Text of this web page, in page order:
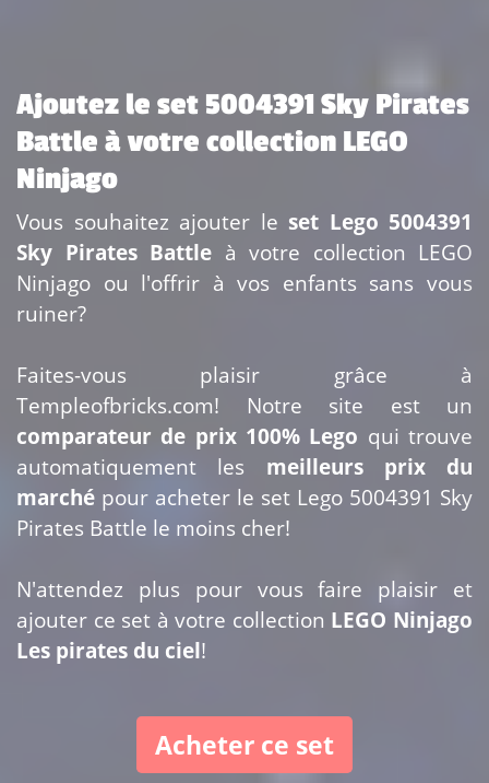
Ajoutez le set 5004391 Sky Pirates
Battle à votre collection LEGO
Ninjago
Vous souhaitez ajouter le set Lego 5004391
Sky Pirates Battle à votre collection LEGO
Ninjago ou l'offrir à vos enfants sans vous
ruiner?
Faites-vous plaisir grâce à
Templeofbricks.com! Notre site est un
comparateur de prix 100% Lego qui trouve
automatiquement les meilleurs prix du
marché pour acheter le set Lego 5004391 Sky
Pirates Battle le moins cher!
N'attendez plus pour vous faire plaisir et
ajouter ce set à votre collection LEGO Ninjago
Les pirates du ciel!
Acheter ce set